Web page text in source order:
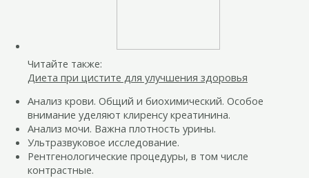
Читайте также:
Диета при цистите для улучшения здоровья
Анализ крови. Общий и биохимический. Особое
внимание уделяют клиренсу креатинина.
Анализ мочи. Важна плотность урины.
Ультразвуковое исследование.
Рентгенологические процедуры, в том числе
контрастные.